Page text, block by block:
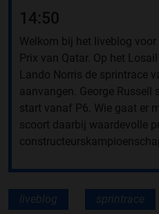
14:50
Welkom bij het liveblog
Prix van Qatar. Op het
Lando Norris de sprintrace
aanvangen. George Russell
start vanaf P6. Wie gaat er
scoort daarbij waardevolle
liveblog sprintrace